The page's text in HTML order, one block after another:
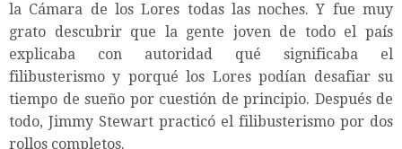
la Cámara de los Lores todas las noches. Y fue muy
grato descubrir que la gente joven de todo el país
explicaba con autoridad qué significaba el
filibusterismo y porqué los Lores podían desafiar su
tiempo de sueño por cuestión de principio. Después de
todo, Jimmy Stewart practicó el filibusterismo por dos
rollos completos.